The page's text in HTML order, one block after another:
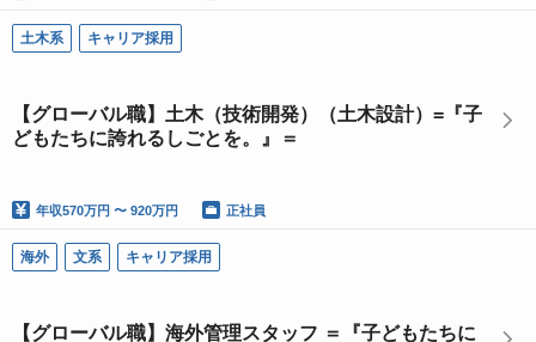
土木系 キャリア採用
【グローバル職】土木（技術開発）（土木設計）=『子
どもたちに誇れるしごとを。』＝
年収570万円 〜 920万円 正社員
海外 文系 キャリア採用
【グローバル職】海外管理スタッフ ＝『子どもたちに